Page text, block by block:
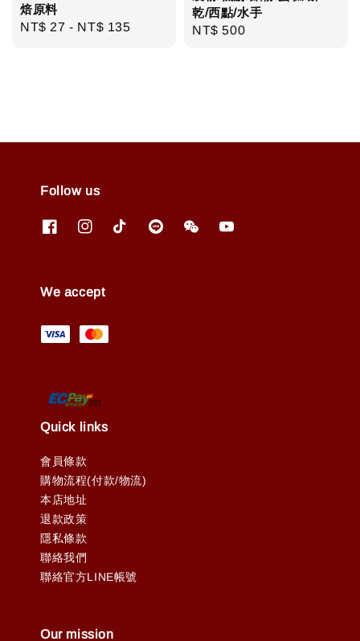
焙原料
Regular
NT$ 27 - NT$ 135
乾/西點/水手
Regular
NT$ 500
Follow us
We accept
Quick links
會員條款
購物流程(付款/物流)
本店地址
退款政策
隱私條款
聯絡我們
聯絡官方LINE帳號
Our mission